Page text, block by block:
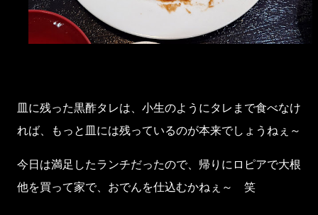
皿に残った黒酢タレは、小生のようにタレまで食べなけ
れば、もっと皿には残っているのが本来でしょうねぇ～
今日は満足したランチだったので、帰りにロピアで大根
他を買って家で、おでんを仕込むかねぇ～ 笑